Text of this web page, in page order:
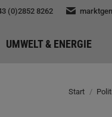
(0)2852 8262
UMWELT & ENERGIE
Start